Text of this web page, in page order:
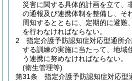
災害に関する具体的計画を立て、
の通報及び連携体制を整備し、そ
周知するとともに、定期的に避難
を行わなければならない。
2
指定介護予防認知症対応型通所介
する訓練の実施に当たって、地域
う連携に努めなければならない。
(衛生管理等)
第31条
指定介護予防認知症対応型